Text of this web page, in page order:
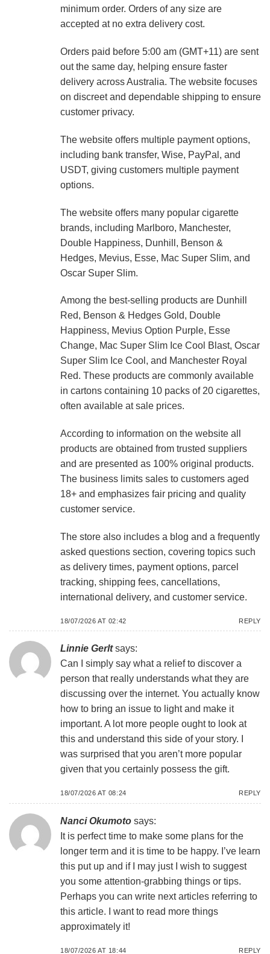
minimum order. Orders of any size are
accepted at no extra delivery cost.
Orders paid before 5:00 am (GMT+11) are sent
out the same day, helping ensure faster
delivery across Australia. The website focuses
on discreet and dependable shipping to ensure
customer privacy.
The website offers multiple payment options,
including bank transfer, Wise, PayPal, and
USDT, giving customers multiple payment
options.
The website offers many popular cigarette
brands, including Marlboro, Manchester,
Double Happiness, Dunhill, Benson &
Hedges, Mevius, Esse, Mac Super Slim, and
Oscar Super Slim.
Among the best-selling products are Dunhill
Red, Benson & Hedges Gold, Double
Happiness, Mevius Option Purple, Esse
Change, Mac Super Slim Ice Cool Blast, Oscar
Super Slim Ice Cool, and Manchester Royal
Red. These products are commonly available
in cartons containing 10 packs of 20 cigarettes,
often available at sale prices.
According to information on the website all
products are obtained from trusted suppliers
and are presented as 100% original products.
The business limits sales to customers aged
18+ and emphasizes fair pricing and quality
customer service.
The store also includes a blog and a frequently
asked questions section, covering topics such
as delivery times, payment options, parcel
tracking, shipping fees, cancellations,
international delivery, and customer service.
18/07/2026 AT 02:42 REPLY
Linnie Gerlt says:
Can I simply say what a relief to discover a
person that really understands what they are
discussing over the internet. You actually know
how to bring an issue to light and make it
important. A lot more people ought to look at
this and understand this side of your story. I
was surprised that you aren’t more popular
given that you certainly possess the gift.
18/07/2026 AT 08:24 REPLY
Nanci Okumoto says:
It is perfect time to make some plans for the
longer term and it is time to be happy. I’ve learn
this put up and if I may just I wish to suggest
you some attention-grabbing things or tips.
Perhaps you can write next articles referring to
this article. I want to read more things
approximately it!
18/07/2026 AT 18:44 REPLY